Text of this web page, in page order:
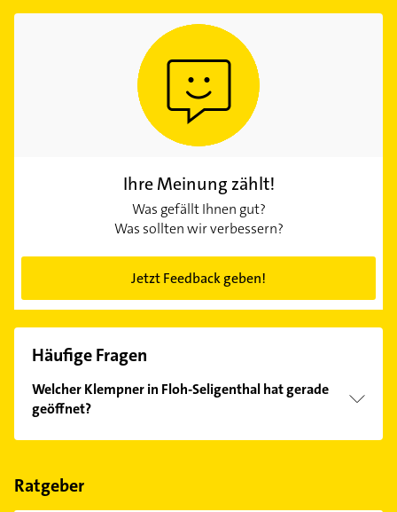
Ihre Meinung zählt!
Was gefällt Ihnen gut?
Was sollten wir verbessern?
Jetzt Feedback geben!
Häufige Fragen
Welcher Klempner in Floh-Seligenthal hat gerade
geöffnet?
Im Anbieter-Bereich finden Sie alleÖffnungszeiten.
Feiertagen abweichen können.
Ratgeber